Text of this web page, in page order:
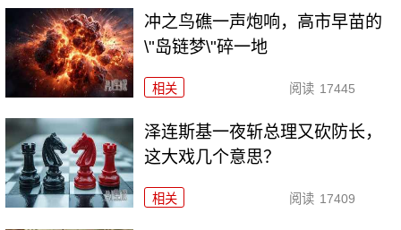
冲之鸟礁一声炮响，高市早苗的
\"岛链梦\"碎一地
相关 阅读 17445
泽连斯基一夜斩总理又砍防长，
这大戏几个意思？
相关 阅读 17409